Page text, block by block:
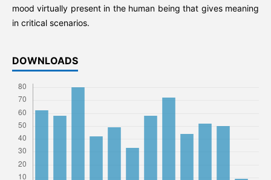
mood virtually present in the human being that gives meaning
in critical scenarios.
DOWNLOADS